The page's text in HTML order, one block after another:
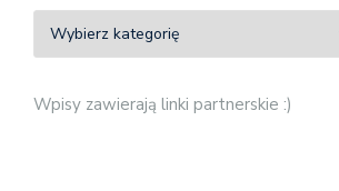
Wpisy zawierają linki partnerskie :)